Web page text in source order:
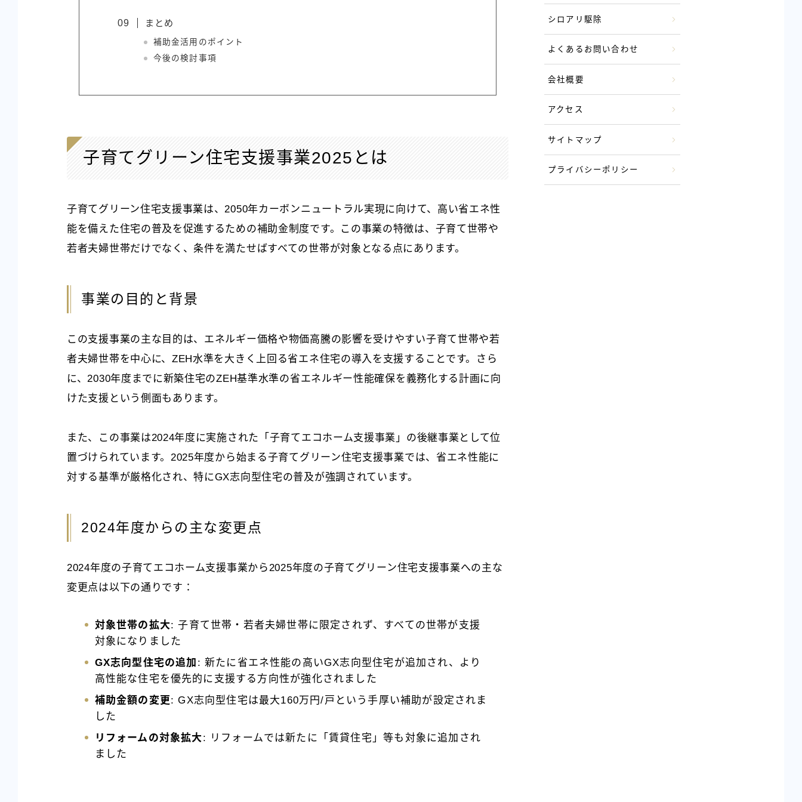
まとめ
補助金活用のポイント
今後の検討事項
子育てグリーン住宅支援事業2025とは
子育てグリーン住宅支援事業は、2050年カーボンニュートラル実現に向けて、高い省エネ性
能を備えた住宅の普及を促進するための補助金制度です。この事業の特徴は、子育て世帯や
若者夫婦世帯だけでなく、条件を満たせばすべての世帯が対象となる点にあります。
事業の目的と背景
この支援事業の主な目的は、エネルギー価格や物価高騰の影響を受けやすい子育て世帯や若
者夫婦世帯を中心に、ZEH水準を大きく上回る省エネ住宅の導入を支援することです。さら
に、2030年度までに新築住宅のZEH基準水準の省エネルギー性能確保を義務化する計画に向
けた支援という側面もあります。
また、この事業は2024年度に実施された「子育てエコホーム支援事業」の後継事業として位
置づけられています。2025年度から始まる子育てグリーン住宅支援事業では、省エネ性能に
対する基準が厳格化され、特にGX志向型住宅の普及が強調されています。
2024年度からの主な変更点
2024年度の子育てエコホーム支援事業から2025年度の子育てグリーン住宅支援事業への主な
変更点は以下の通りです：
対象世帯の拡大: 子育て世帯・若者夫婦世帯に限定されず、すべての世帯が支援
対象になりました
GX志向型住宅の追加 : 新たに省エネ性能の高いGX志向型住宅が追加され、より
高性能な住宅を優先的に支援する方向性が強化されました
補助金額の変更: GX志向型住宅は最大160万円/戸という手厚い補助が設定されま
した
リフォームの対象拡大: リフォームでは新たに「賃貸住宅」等も対象に追加され
ました
シロアリ駆除
よくあるお問い合わせ
会社概要
アクセス
サイトマップ
プライバシーポリシー